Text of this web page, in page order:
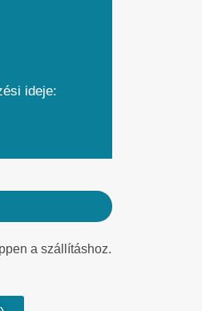
ideje:
a szállításhoz.